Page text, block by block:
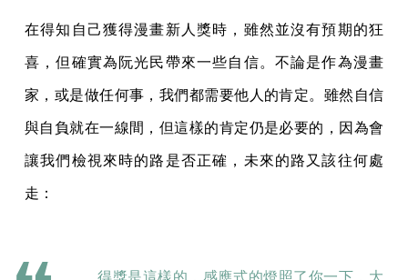
在得知自己獲得漫畫新人獎時，雖然並沒有預期的狂
喜，但確實為阮光民帶來一些自信。不論是作為漫畫
家，或是做任何事，我們都需要他人的肯定。雖然自信
與自負就在一線間，但這樣的肯定仍是必要的，因為會
讓我們檢視來時的路是否正確，未來的路又該往何處
走：